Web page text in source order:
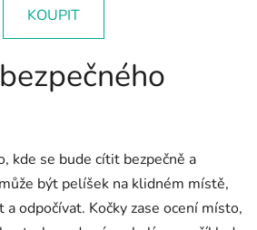
KOUPIT
kde se bude cítit bezpečně a
být pelíšek na klidném místě,
a odpočívat. Kočky zase ocení místo,